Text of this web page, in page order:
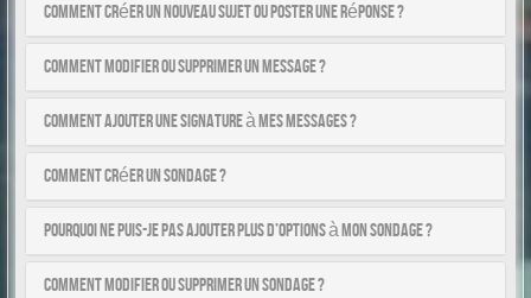
Comment créer un nouveau sujet ou poster une réponse ?
Comment modifier ou supprimer un message ?
Comment ajouter une signature à mes messages ?
Comment créer un sondage ?
Pourquoi ne puis-je pas ajouter plus d’options à mon sondage ?
Comment modifier ou supprimer un sondage ?